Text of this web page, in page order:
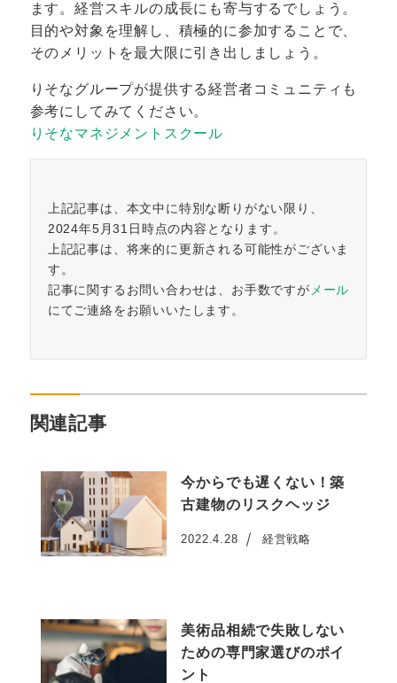
ます。経営スキルの成長にも寄与するでしょう。
目的や対象を理解し、積極的に参加することで、
そのメリットを最大限に引き出しましょう。
りそなグループが提供する経営者コミュニティも
参考にしてみてください。
りそなマネジメントスクール
上記記事は、本文中に特別な断りがない限り、
2024年5月31日時点の内容となります。
上記記事は、将来的に更新される可能性がございま
す。
記事に関するお問い合わせは、お手数ですが メール
にてご連絡をお願いいたします。
関連記事
今からでも遅くない！築
古建物のリスクヘッジ
投稿日
2022.4.28 経営戦略
美術品相続で失敗しない
ための専門家選びのポイ
ント